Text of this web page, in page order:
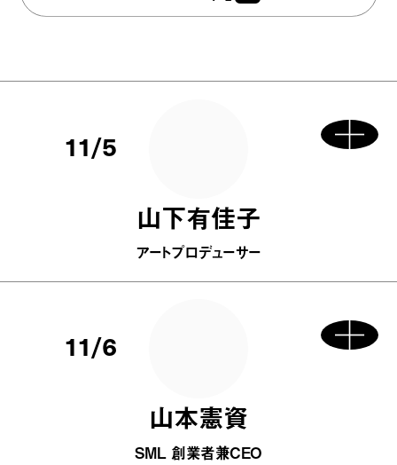
11/5
山下有佳子
アートプロデューサー
11/6
山本憲資
SML 創業者兼CEO